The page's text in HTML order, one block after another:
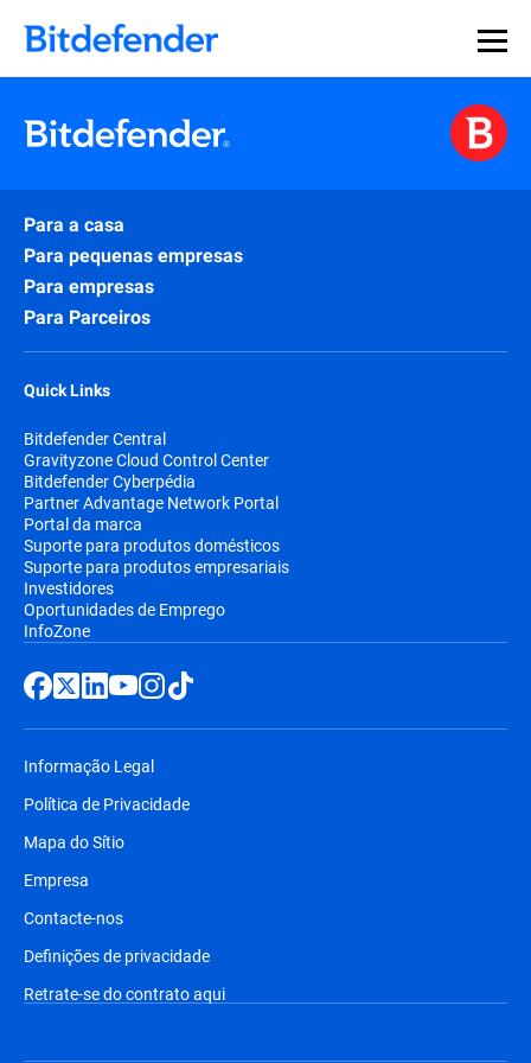
Para a casa
Para pequenas empresas
Para empresas
Para Parceiros
Quick Links
Bitdefender Central
Gravityzone Cloud Control Center
Bitdefender Cyberpédia
Partner Advantage Network Portal
Portal da marca
Suporte para produtos domésticos
Suporte para produtos empresariais
Investidores
Oportunidades de Emprego
InfoZone
Informação Legal
Política de Privacidade
Mapa do Sítio
Empresa
Contacte-nos
Definições de privacidade
Retrate-se do contrato aqui